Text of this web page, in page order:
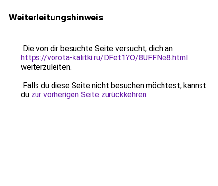
Weiterleitungshinweis
Die von dir besuchte Seite versucht, dich an
https://vorota-kalitki.ru/DFet1YO/8UFFNe8.html
weiterzuleiten.
Falls du diese Seite nicht besuchen möchtest, kannst
du zur vorherigen Seite zurückkehren.